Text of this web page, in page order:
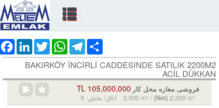
LinkedIn TwitterWhatsAppTelegram Share
BAKIRKÖY İNCİRLİ CADDESINDE SATILIK 2200M2
ACİL DÜKKAN
فروشی مغازه محل کار 105,000,000 TL
2,500 m² /(Net) 2,200 m² اتاق/ بخش: 5